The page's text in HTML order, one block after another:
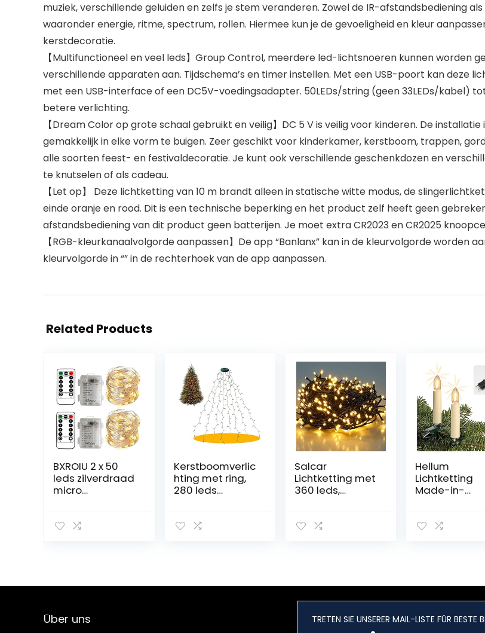
muziek, verschillende geluiden en zelfs je stem veranderen. Zowel de IR-afstandsbediening
waaronder energie, ritme, spectrum, rollen. Hiermee kun je de gevoeligheid en kleur
kerstdecoratie.
【Multifunctioneel en veel leds】Group Control, meerdere led-lichtsnoeren kunnen worden
verschillende apparaten aan. Tijdschema’s en timer instellen. Met een USB-poort kan
met een USB-interface of een DC5V-voedingsadapter. 50LEDs/string (geen 33LEDs/kabel)
betere verlichting.
【Dream Color op grote schaal gebruikt en veilig】DC 5 V is veilig voor kinderen. De
gemakkelijk in elke vorm te buigen. Zeer geschikt voor kinderkamer, kerstboom, trappen,
alle soorten feest- en festivaldecoratie. Je kunt ook verschillende geschenkdozen en
te knutselen of als cadeau.
【Let op】 Deze lichtketting van 10 m brandt alleen in statische witte modus, de
einde oranje en rood. Dit is een technische beperking en het product zelf heeft geen
afstandsbediening van dit product geen batterijen. Je moet extra CR2023 en CR2025
【RGB-kleurkanaalvolgorde aanpassen】De app “Banlanx” kan in de kleurvolgorde worden
kleurvolgorde in “” in de rechterhoek van de app aanpassen.
Related Products
BXROIU 2 x 50
leds zilverdraad
micro
programma’s
Kerstboomverlic
hting met ring,
280 leds
8 strengen 2 m
cm – 240 cm
Salcar
Lichtketting met
360 leds,
decoratieve
warmwit, lengte
25,7 m
Hellum
Lichtketting
Made-in-
kaarsen
verlicht 1330
kabel groene
ivoorkleurig,
Über uns TRETEN SIE UNSERER MAIL-LISTE FÜR BESTE